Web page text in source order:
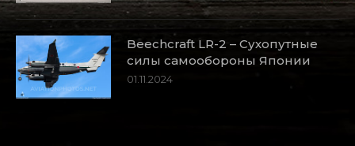
Beechcraft LR-2 – Сухопутные
силы самообороны Японии
01.11.2024